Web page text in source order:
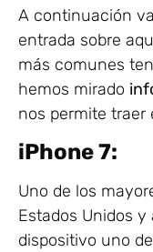
A continuación
entrada sobre
más comunes
hemos mirado
nos permite traer
iPhone 7:
Uno de los
Estados Unidos y
dispositivo uno